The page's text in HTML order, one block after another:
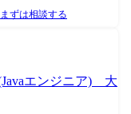
・サービス開始まで統
の設計、業務プロセス
業務要件に最適な生成
・運用を支援します。
まずは相談する
エンジニア) 大